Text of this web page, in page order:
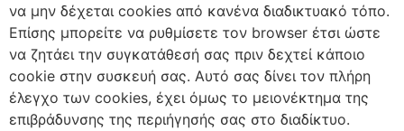
να μην δέχεται cookies από κανένα διαδικτυακό τόπο.
Επίσης μπορείτε να ρυθμίσετε τον browser έτσι ώστε
να ζητάει την συγκατάθεσή σας πριν δεχτεί κάποιο
cookie στην συσκευή σας. Αυτό σας δίνει τον πλήρη
έλεγχο των cookies, έχει όμως το μειονέκτημα της
επιβράδυνσης της περιήγησής σας στο διαδίκτυο.